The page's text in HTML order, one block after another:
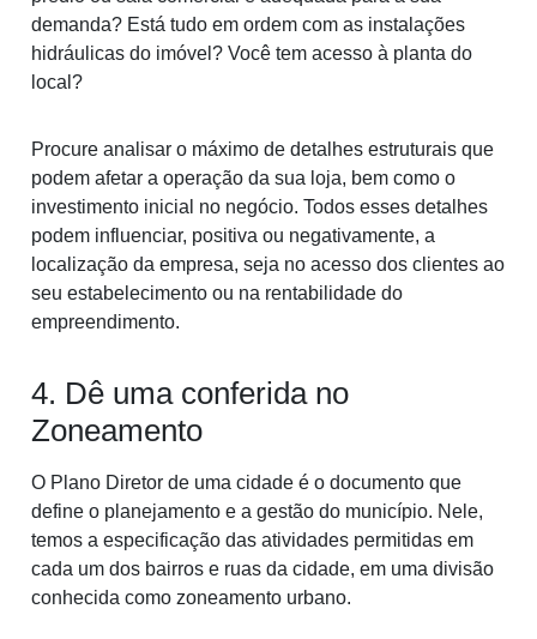
demanda? Está tudo em ordem com as instalações
hidráulicas do imóvel? Você tem acesso à planta do
local?
Procure analisar o máximo de detalhes estruturais que
podem afetar a operação da sua loja, bem como o
investimento inicial no negócio. Todos esses detalhes
podem influenciar, positiva ou negativamente, a
localização da empresa, seja no acesso dos clientes ao
seu estabelecimento ou na rentabilidade do
empreendimento.
4. Dê uma conferida no
Zoneamento
O Plano Diretor de uma cidade é o documento que
define o planejamento e a gestão do município. Nele,
temos a especificação das atividades permitidas em
cada um dos bairros e ruas da cidade, em uma divisão
conhecida como zoneamento urbano.